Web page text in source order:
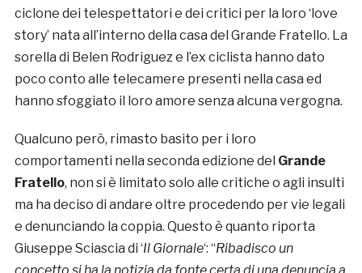
ciclone dei telespettatori e dei critici per la loro ‘love
story’ nata all’interno della casa del Grande Fratello. La
sorella di Belen Rodriguez e l’ex ciclista hanno dato
poco conto alle telecamere presenti nella casa ed
hanno sfoggiato il loro amore senza alcuna vergogna.
Qualcuno però, rimasto basito per i loro
comportamenti nella seconda edizione del Grande
Fratello, non si è limitato solo alle critiche o agli insulti
ma ha deciso di andare oltre procedendo per vie legali
e denunciando la coppia. Questo è quanto riporta
Giuseppe Sciascia di ‘Il Giornale‘: “Ribadisco un